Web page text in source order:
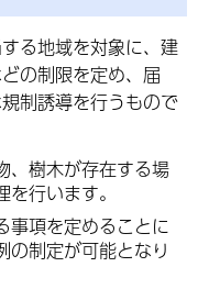
る地域を対象に、建
の制限を定め、届
制誘導を行うもので
、樹木が存在する場
行います。
事項を定めることに
の制定が可能となり